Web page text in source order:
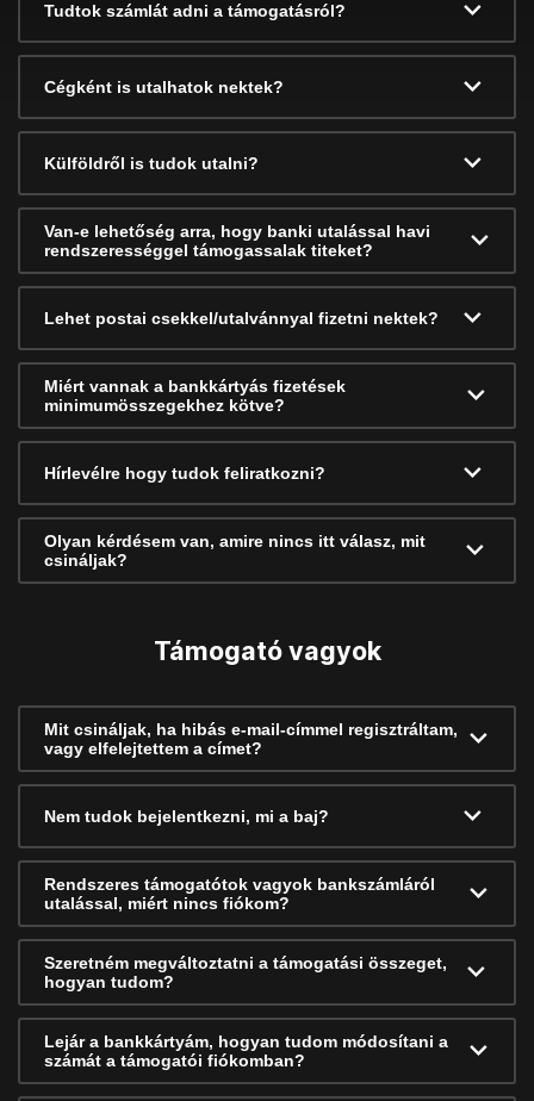
Tudtok számlát adni a támogatásról?
Cégként is utalhatok nektek?
Külföldről is tudok utalni?
Van-e lehetőség arra, hogy banki utalással havi
rendszerességgel támogassalak titeket?
Lehet postai csekkel/utalvánnyal fizetni nektek?
Miért vannak a bankkártyás fizetések
minimumösszegekhez kötve?
Hírlevélre hogy tudok feliratkozni?
Olyan kérdésem van, amire nincs itt válasz, mit
csináljak?
Támogató vagyok
Mit csináljak, ha hibás e-mail-címmel regisztráltam,
vagy elfelejtettem a címet?
Nem tudok bejelentkezni, mi a baj?
Rendszeres támogatótok vagyok bankszámláról
utalással, miért nincs fiókom?
Szeretném megváltoztatni a támogatási összeget,
hogyan tudom?
Lejár a bankkártyám, hogyan tudom módosítani a
számát a támogatói fiókomban?